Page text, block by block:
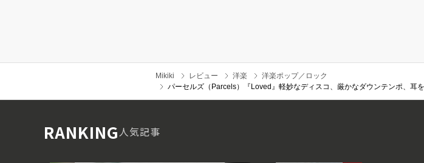
Mikiki レビュー 洋楽
洋楽ポップ／ロック
パーセルズ（Parcels）『Loved』軽妙なディスコ、厳かなダウンテンポ、耳
RANKING人気記事